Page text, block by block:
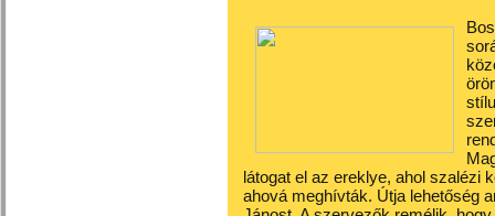
látogat el az ereklye, ahol szalézi
ahová meghívták. Útja lehetőség